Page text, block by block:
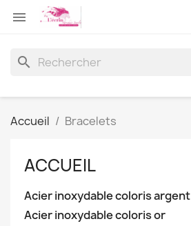

search
Accueil Bracelets
ACCUEIL
Acier inoxydable coloris argent
Acier inoxydable coloris or